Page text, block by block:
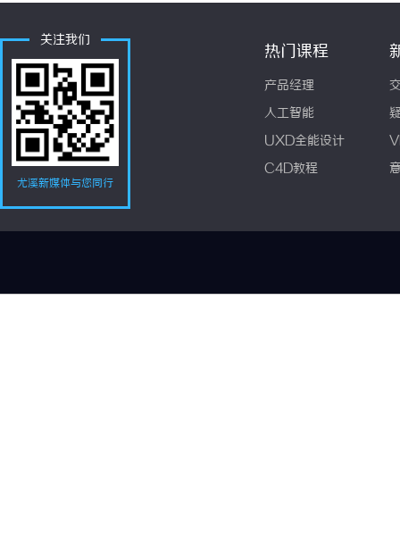
关注我们
尤溪新媒体与您同行
热门课程
产品经理
人工智能
UXD全能设计
C4D教程